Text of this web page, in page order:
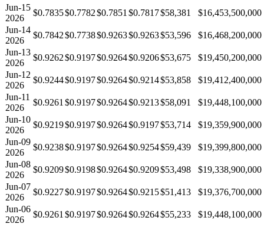
Jun-15
2026
$0.7835$0.7782$0.7851 $0.7817$58,381
$16,453,500,000
Jun-14
2026
$0.7842$0.7738$0.9263$0.9263$53,596
$16,468,200,000
Jun-13
2026
$0.9262$0.9197$0.9264$0.9206$53,675
$19,450,200,000
Jun-12
2026
$0.9244$0.9197$0.9264$0.9214$53,858
$19,412,400,000
Jun-11
2026
$0.9261 $0.9197$0.9264$0.9213$58,091
$19,448,100,000
Jun-10
2026
$0.9219$0.9197$0.9264$0.9197$53,714
$19,359,900,000
Jun-09
2026
$0.9238$0.9197$0.9264$0.9254$59,439
$19,399,800,000
Jun-08
2026
$0.9209$0.9198$0.9264$0.9209$53,498
$19,338,900,000
Jun-07
2026
$0.9227$0.9197$0.9264$0.9215$51,413
$19,376,700,000
Jun-06
2026
$0.9261 $0.9197$0.9264$0.9264$55,233
$19,448,100,000